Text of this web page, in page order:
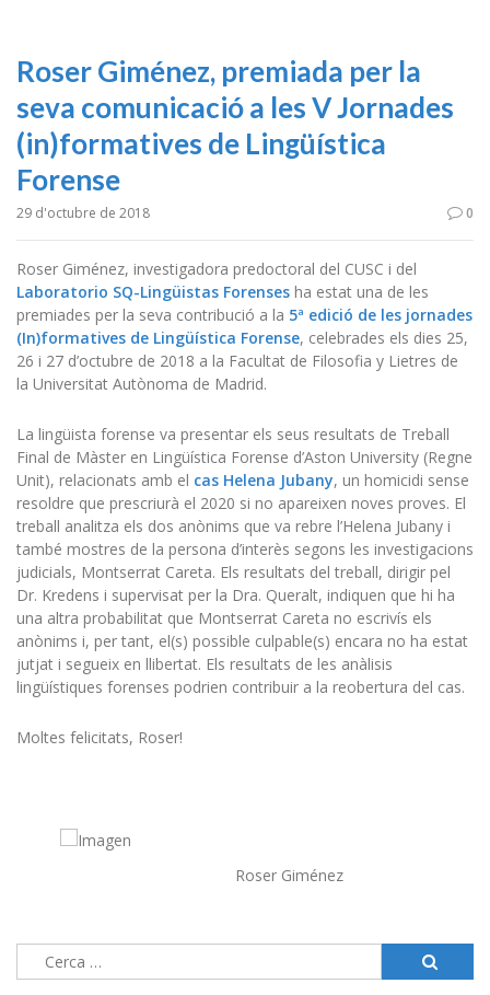
Roser Giménez, premiada per la
seva comunicació a les V Jornades
(in)formatives de Lingüística
Forense
29 d'octubre de 2018 0
Roser Giménez, investigadora predoctoral del CUSC i del
Laboratorio SQ-Lingüistas Forenses ha estat una de les
premiades per la seva contribució a la 5ª edició de les jornades
(In)formatives de Lingüística Forense, celebrades els dies 25,
26 i 27 d’octubre de 2018 a la Facultat de Filosofia y Lietres de
la Universitat Autònoma de Madrid.
La lingüista forense va presentar els seus resultats de Treball
Final de Màster en Lingüística Forense d’Aston University (Regne
Unit), relacionats amb el cas Helena Jubany, un homicidi sense
resoldre que prescriurà el 2020 si no apareixen noves proves. El
treball analitza els dos anònims que va rebre l’Helena Jubany i
també mostres de la persona d’interès segons les investigacions
judicials, Montserrat Careta. Els resultats del treball, dirigir pel
Dr. Kredens i supervisat per la Dra. Queralt, indiquen que hi ha
una altra probabilitat que Montserrat Careta no escrivís els
anònims i, per tant, el(s) possible culpable(s) encara no ha estat
jutjat i segueix en llibertat. Els resultats de les anàlisis
lingüístiques forenses podrien contribuir a la reobertura del cas.
Moltes felicitats, Roser!
Roser Giménez
Cerca: